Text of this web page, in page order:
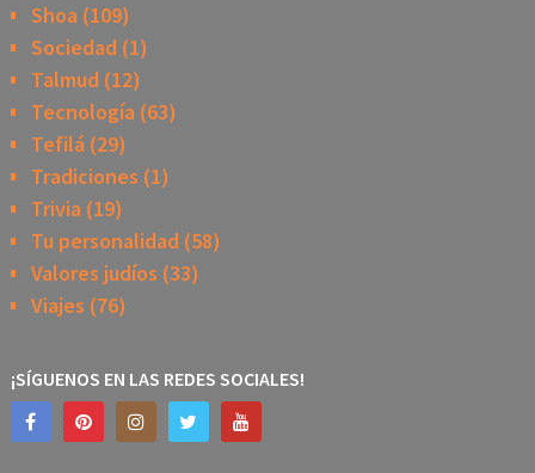
Shoa(109)
Sociedad(1)
Talmud (12)
Tecnología(63)
Tefilá(29)
Tradiciones (1)
Trivia(19)
Tu personalidad(58)
Valores judíos (33)
Viajes (76)
¡SÍGUENOS EN LAS REDES SOCIALES!